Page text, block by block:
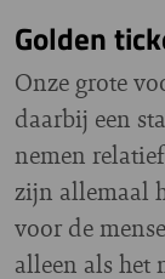
Golden
Onze grote
daarbij een
nemen
zijn allemaal
voor de
alleen als het